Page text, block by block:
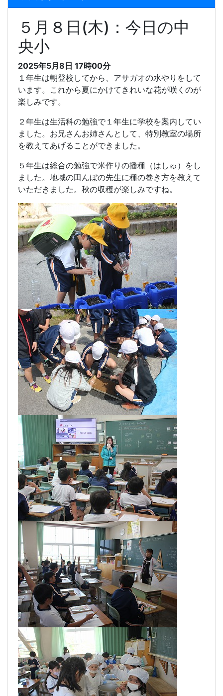
５月８日(木)：今日の中
央小
2025年5月8日 17時00分
１年生は朝登校してから、アサガオの水やりをして
います。これから夏にかけてきれいな花が咲くのが
楽しみです。
２年生は生活科の勉強で１年生に学校を案内してい
ました。お兄さんお姉さんとして、特別教室の場所
を教えてあげることができました。
５年生は総合の勉強で米作りの播種（はしゅ）をし
ました。地域の田んぼの先生に種の巻き方を教えて
いただきました。秋の収穫が楽しみですね。